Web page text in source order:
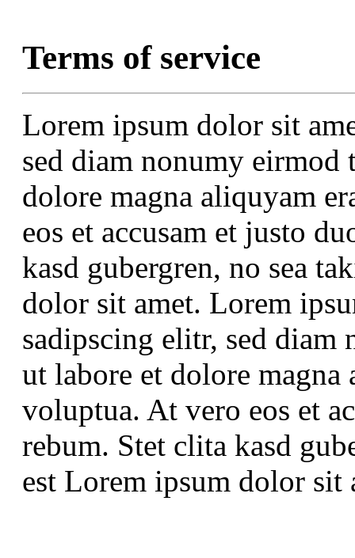
Terms of service
Lorem ipsum dolor sit
sed diam nonumy
dolore magna aliquyam
eos et accusam et justo
kasd gubergren, no sea
dolor sit amet. Lorem
sadipscing elitr, sed
ut labore et dolore magna
voluptua. At vero eos et
rebum. Stet clita kasd
est Lorem ipsum dolor sit